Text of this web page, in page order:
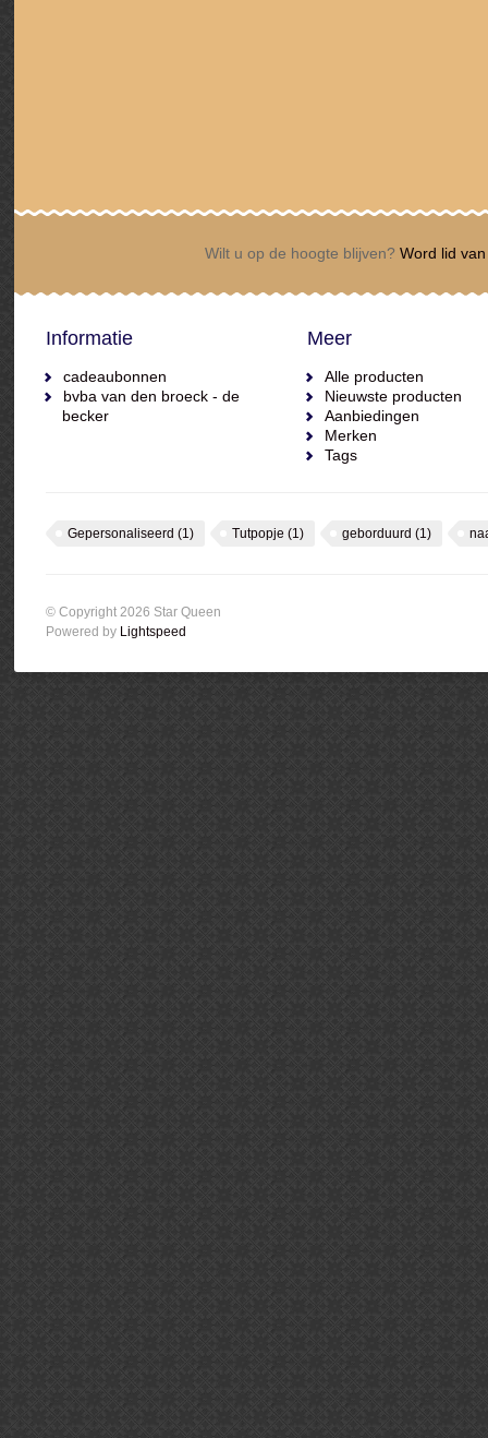
Wilt u op de hoogte blijven? Word lid
Informatie
cadeaubonnen
bvba van den broeck - de
becker
Meer
Alle producten
Nieuwste producten
Aanbiedingen
Merken
Tags
Gepersonaliseerd (1) Tutpopje (1) geborduurd (1)
© Copyright 2026 Star Queen
Powered by Lightspeed